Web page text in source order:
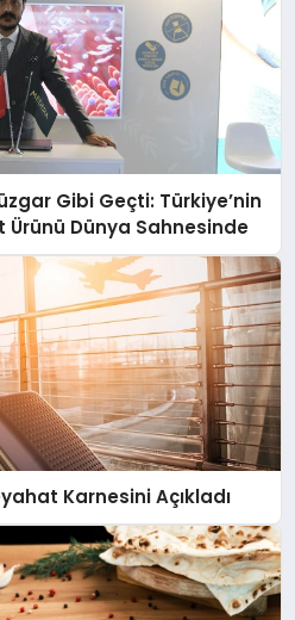
Gibi Geçti: Türkiye’nin
Ürünü Dünya Sahnesinde
Karnesini Açıkladı